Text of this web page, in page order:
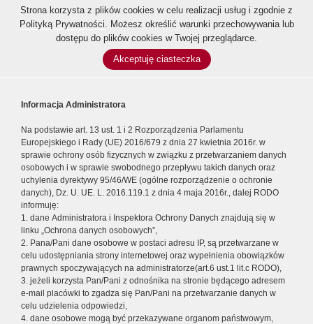
Strona korzysta z plików cookies w celu realizacji usług i zgodnie z
Polityką Prywatności. Możesz określić warunki przechowywania lub
dostępu do plików cookies w Twojej przeglądarce.
Akceptuję ciasteczka
Informacja Administratora
Na podstawie art. 13 ust. 1 i 2 Rozporządzenia Parlamentu
Europejskiego i Rady (UE) 2016/679 z dnia 27 kwietnia 2016r. w
sprawie ochrony osób fizycznych w związku z przetwarzaniem danych
osobowych i w sprawie swobodnego przepływu takich danych oraz
uchylenia dyrektywy 95/46/WE (ogólne rozporządzenie o ochronie
danych), Dz. U. UE. L. 2016.119.1 z dnia 4 maja 2016r., dalej RODO
informuję:
1. dane Administratora i Inspektora Ochrony Danych znajdują się w
linku „Ochrona danych osobowych”,
2. Pana/Pani dane osobowe w postaci adresu IP, są przetwarzane w
celu udostępniania strony internetowej oraz wypełnienia obowiązków
prawnych spoczywających na administratorze(art.6 ust.1 lit.c RODO),
3. jeżeli korzysta Pan/Pani z odnośnika na stronie będącego adresem
e-mail placówki to zgadza się Pan/Pani na przetwarzanie danych w
celu udzielenia odpowiedzi,
4. dane osobowe mogą być przekazywane organom państwowym,